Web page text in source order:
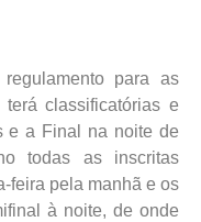
para as
classificatórias e
e a Final na noite de
todas as inscritas
feira pela manhã e os
à noite, de onde